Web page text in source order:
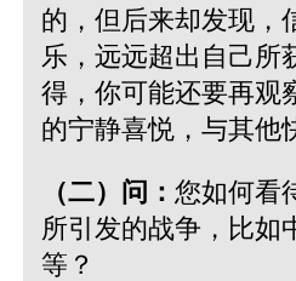
的，但后来却发现，
乐，远远超出自己所
得，你可能还要再观
的宁静喜悦，与其他
（二）问： 您如何看
所引发的战争，比如
等？